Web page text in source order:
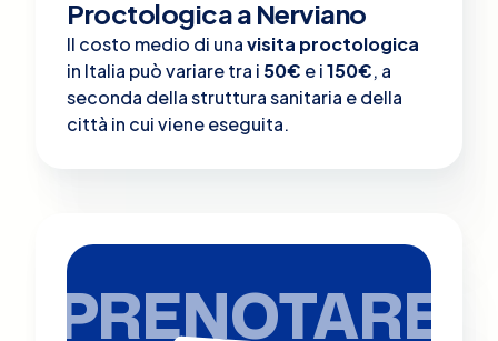
Proctologica a Nerviano
Il costo medio di unavisita proctologica
in Italia può variare tra i 50€ e i150€, a
seconda della struttura sanitaria e della
città in cui viene eseguita.
PRENOTARE